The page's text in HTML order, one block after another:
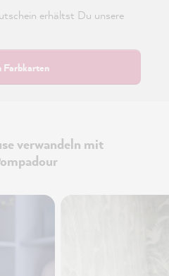
erhältst Du unsere
Farbkarten
verwandeln mit